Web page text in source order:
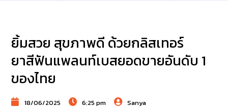
ยิ้มสวย สุขภาพดี ด้วยกลิสเทอร์
ยาสีฟันแพลนท์เบสยอดขายอันดับ 1
ของไทย
18/06/2025 6:25 pm Sanya